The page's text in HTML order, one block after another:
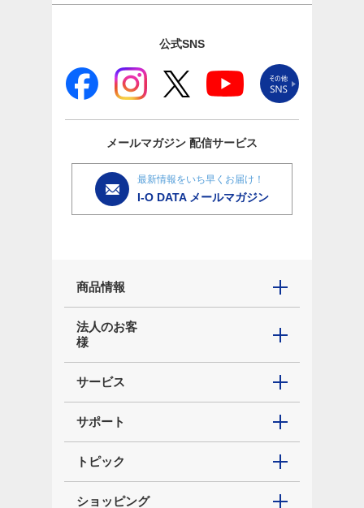
公式SNS
メールマガジン 配信サービス
最新情報をいち早くお届け！
I-O DATA メールマガジン
商品情報
法人のお客
様
サービス
サポート
トピック
ショッピング